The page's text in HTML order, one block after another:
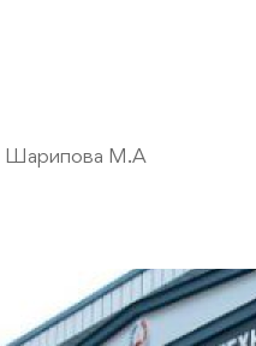
Шарипова М.А